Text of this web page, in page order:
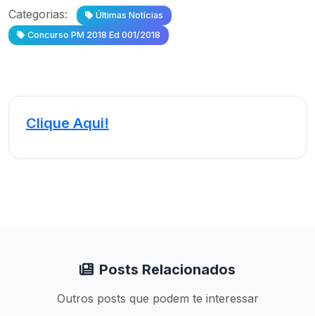
Categorias:
Últimas Notícias
Concurso PM 2018 Ed 001/2018
Clique Aqui!
Posts Relacionados
Outros posts que podem te interessar